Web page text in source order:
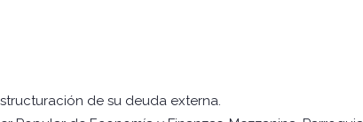
de su deuda externa.